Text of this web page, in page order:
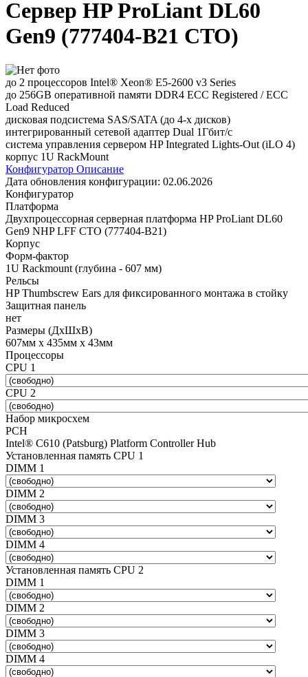
Сервер HP ProLiant DL60
Gen9 (777404-B21 CTO)
до 2 процессоров Intel® Xeon® E5-2600 v3 Series
до 256GB оперативной памяти DDR4 ECC Registered / ECC
Load Reduced
дисковая подсистема SAS/SATA (до 4-х дисков)
интегрированный сетевой адаптер Dual 1Гбит/с
система управления сервером HP Integrated Lights-Out (iLO 4)
корпус 1U RackMount
Конфигуратор Описание
Дата обновления конфигурации: 02.06.2026
Конфигуратор
Платформа
Двухпроцессорная серверная платформа HP ProLiant DL60
Gen9 NHP LFF CTO (777404-B21)
Корпус
Форм-фактор
1U Rackmount (глубина - 607 мм)
Рельсы
HP Thumbscrew Ears для фиксированного монтажа в стойку
Защитная панель
нет
Размеры (ДхШхВ)
607мм х 435мм х 43мм
Процессоры
CPU 1
CPU 2
Набор микросхем
PCH
Intel® C610 (Patsburg) Platform Controller Hub
Установленная память CPU 1
DIMM 1
DIMM 2
DIMM 3
DIMM 4
Установленная память CPU 2
DIMM 1
DIMM 2
DIMM 3
DIMM 4